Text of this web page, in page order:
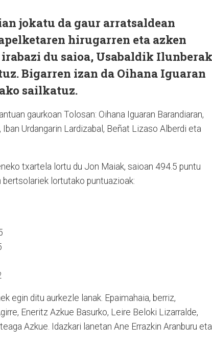
jokatu da gaur arratsaldean
hirugarren eta azken
du saioa, Usabaldik
Bigarren izan da Oihana Iguaran
sailkatuz.
gaurkoan Tolosan: Oihana Iguaran Barandiaran,
Urdangarin Lardizabal, Beñat Lizaso Alberdi eta
txartela lortu du Jon Maiak, saioan 494.5 puntu
lortutako puntuazioak:
egin ditu aurkezle lanak. Epaimahaia, berriz,
Eneritz Azkue Basurko, Leire Beloki Lizarralde,
Azkue. Idazkari lanetan Ane Errazkin Aranburu eta